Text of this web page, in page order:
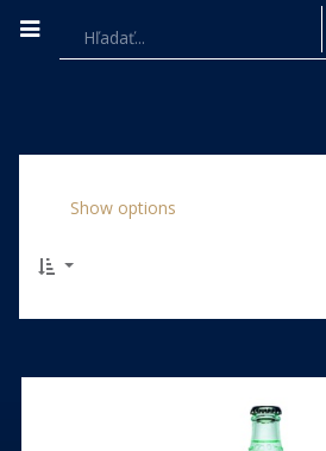
Show options